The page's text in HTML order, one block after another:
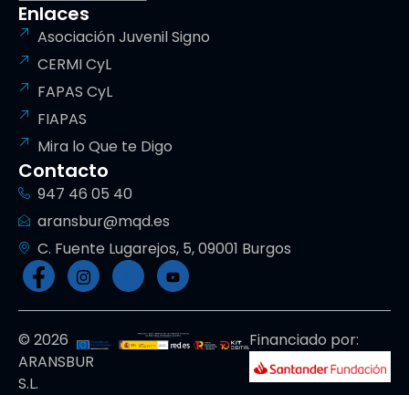
Enlaces
Asociación Juvenil Signo
CERMI CyL
FAPAS CyL
FIAPAS
Mira lo Que te Digo
Contacto
947 46 05 40
aransbur@mqd.es
C. Fuente Lugarejos, 5, 09001 Burgos
© 2026
ARANSBUR
S.L.
Financiado por: